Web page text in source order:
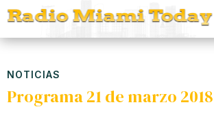
NOTICIAS
Programa 21 de marzo 2018